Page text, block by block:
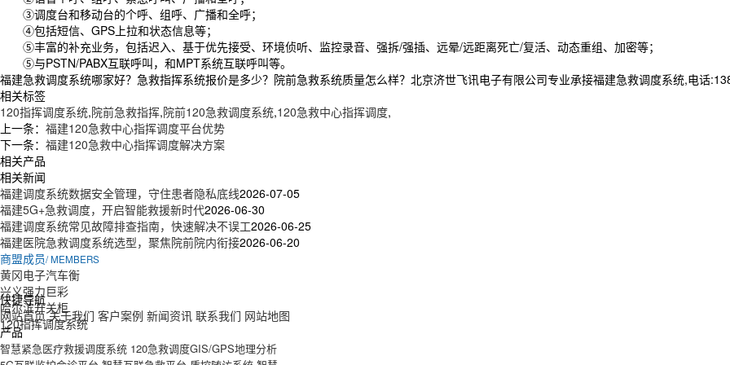
③调度台和移动台的个呼、组呼、广播和全呼；
④包括短信、GPS上拉和状态信息等；
⑤丰富的补充业务，包括迟入、基于优先接受、环境侦听、监控录音、强拆/强插、远晕/远距离死亡/复活、动态重组、加密等；
⑤与PSTN/PABX互联呼叫，和MPT系统互联呼叫等。
福建急救调度系统哪家好？急救指挥系统报价是多少？院前急救系统质量怎么样？北京济世飞讯电子有限公司专业承接福建急救调度系统,电话
相关标签
120指挥调度系统,院前急救指挥,院前120急救调度系统,120急救中心指挥调度,
上一条： 福建120急救中心指挥调度平台优势
下一条： 福建120急救中心指挥调度解决方案
相关产品
相关新闻
福建调度系统数据安全管理，守住患者隐私底线2026-07-05
福建5G+急救调度，开启智能救援新时代2026-06-30
福建调度系统常见故障排查指南，快速解决不误工2026-06-25
福建医院急救调度系统选型，聚焦院前院内衔接2026-06-20
商盟成员/ MEMBERS
黄冈电子汽车衡
兴义强力巨彩
哈尔滨开关柜
120指挥调度系统
快捷导航
网站首页 关于我们 客户案例 新闻资讯 联系我们 网站地图
产品
智慧紧急医疗救援调度系统 120急救调度GIS/GPS地理分析